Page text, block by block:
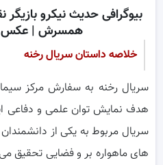
بیوگرافی حدیث نیکرو
همسرش |
خلاصه داستان سریال رخنه
سریال رخنه به سفارش مرکز
هدف نمایش توان علمی و دفاعی
سریال مربوط به یکی از
های ماهواره بر و فضایی تحقیق